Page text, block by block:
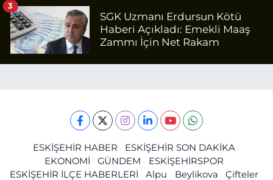
SGK Uzmanı Erdursun Kötü
Haberi Açıkladı: Emekli Maaş
Zammı İçin Net Rakam
3
ESKİŞEHİR HABER
ESKİŞEHİR SON DAKİKA
EKONOMİ
GÜNDEM
ESKİŞEHİRSPOR
ESKİŞEHİR İLÇE HABERLERİ
Alpu Beylikova
Çifteler